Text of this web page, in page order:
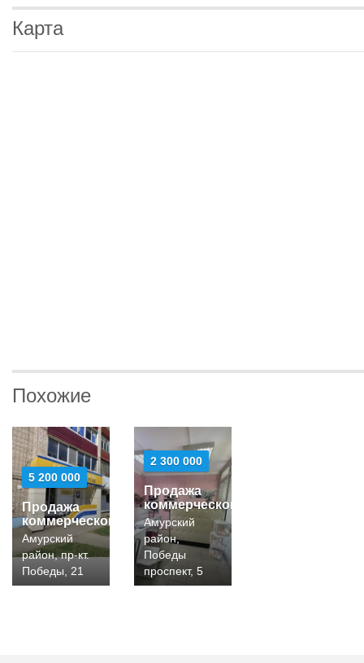
Карта
Похожие
5 200 000
Продажа
коммерческой
Амурский
район, пр-кт.
Победы, 21
2 300 000
Продажа
коммерческой
Амурский
район,
Победы
проспект, 5